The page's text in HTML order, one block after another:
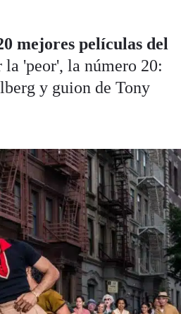
mejores películas del
la 'peor', la número 20:
y guion de Tony